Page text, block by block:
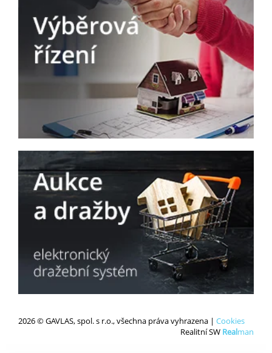
2026 © GAVLAS, spol. s r.o., všechna práva vyhrazena | Cookies
Realitní SW Realman